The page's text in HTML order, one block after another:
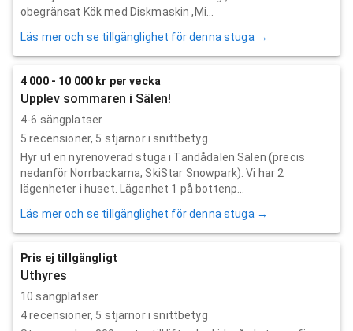
obegränsat Kök med Diskmaskin ,Mi...
Läs mer och se tillgänglighet för denna stuga →
4 000 - 10 000 kr per vecka
Upplev sommaren i Sälen!
4-6 sängplatser
5 recensioner, 5 stjärnor i snittbetyg
Hyr ut en nyrenoverad stuga i Tandådalen Sälen (precis
nedanför Norrbackarna, SkiStar Snowpark). Vi har 2
lägenheter i huset. Lägenhet 1 på bottenp...
Läs mer och se tillgänglighet för denna stuga →
Pris ej tillgängligt
Uthyres
10 sängplatser
4recensioner, 5 stjärnor i snittbetyg